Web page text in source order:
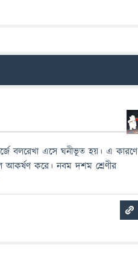
বলরেখা এসে ঘনীভূত হয়। এ কারণে
আকর্ষণ করে। নবম দশম শ্রেণীর